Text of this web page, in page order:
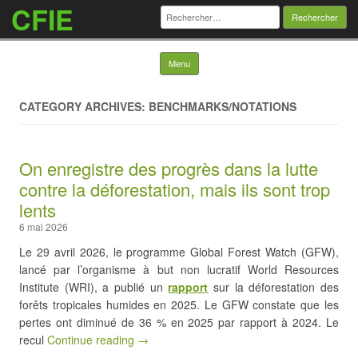
CFIE Rechercher :
Menu Skip to content
CATEGORY ARCHIVES: BENCHMARKS/NOTATIONS
On enregistre des progrès dans la lutte
contre la déforestation, mais ils sont trop
lents
6 mai 2026
Le 29 avril 2026, le programme Global Forest Watch (GFW),
lancé par l’organisme à but non lucratif World Resources
Institute (WRI), a publié unrapport sur la déforestation des
forêts tropicales humides en 2025. Le GFW constate que les
pertes ont diminué de 36 % en 2025 par rapport à 2024. Le
recul Continue reading →